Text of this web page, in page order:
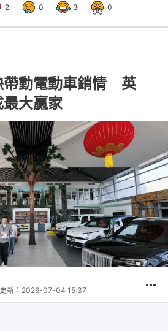
2 0 3 0
帶動電動車銷情 英
大贏家
更新： 2026-07-04 15:37